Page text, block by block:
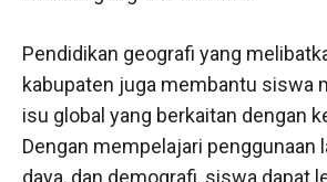
Pendidikan geografi yang
kabupaten juga membantu siswa
isu global yang berkaitan dengan
Dengan mempelajari penggunaan
daya, dan demografi, siswa dapat